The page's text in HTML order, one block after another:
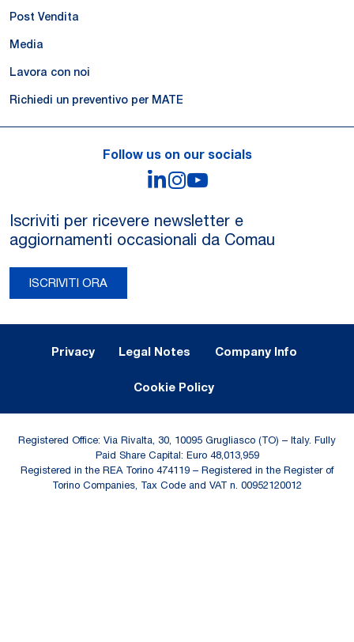
Post Vendita
Media
Lavora con noi
Richiedi un preventivo per MATE
Follow us on our socials
LinkedIn
Instagram
Iscriviti per ricevere newsletter e
aggiornamenti occasionali da Comau
ISCRIVITI ORA
Privacy Legal Notes Company Info
Cookie Policy
Registered Office: Via Rivalta, 30, 10095 Grugliasco (TO) – Italy. Fully
Paid Share Capital: Euro 48,013,959
Registered in the REA Torino 474119 – Registered in the Register of
Torino Companies, Tax Code and VAT n. 00952120012